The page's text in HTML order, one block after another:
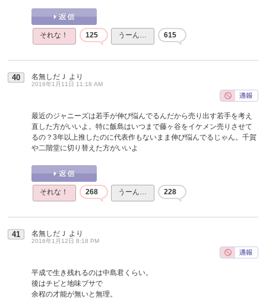
それな！ 125 うーん… 615
40 名無しだＪ より
2016年1月11日 11:18 AM
最近のジャニーズは若手が伸び悩んでるんだから売り出す若手を考え
直した方がいいよ。特に飯島はいつまで藤ヶ谷をイケメン売りさせて
るの？3年以上推したのに代表作もないまま伸び悩んでるじゃん。千賀
や二階堂に切り替えた方がいいよ
それな！ 268 うーん… 228
41 名無しだＪ より
2016年1月12日 8:18 PM
平成で生き残れるのは中島君くらい。
後はチビと地味ブサで
余程の才能が無いと無理。